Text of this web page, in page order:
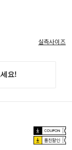
실측사이즈
플친할인